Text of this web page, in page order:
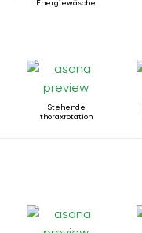
Energiewäsche
Stehende
thoraxrotation